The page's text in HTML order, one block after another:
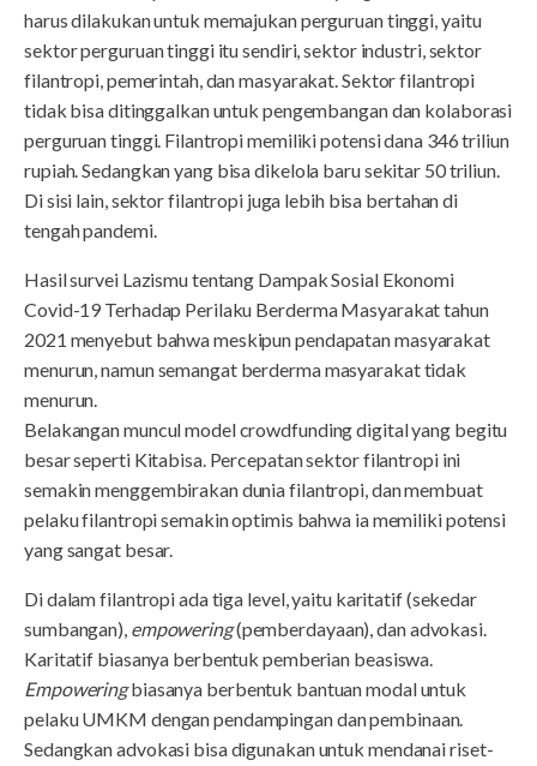
harus dilakukan untuk memajukan perguruan tinggi, yaitu
sektor perguruan tinggi itu sendiri, sektor industri, sektor
filantropi, pemerintah, dan masyarakat. Sektor filantropi
tidak bisa ditinggalkan untuk pengembangan dan kolaborasi
perguruan tinggi. Filantropi memiliki potensi dana 346 triliun
rupiah. Sedangkan yang bisa dikelola baru sekitar 50 triliun.
Di sisi lain, sektor filantropi juga lebih bisa bertahan di
tengah pandemi.
Hasil survei Lazismu tentang Dampak Sosial Ekonomi
Covid-19 Terhadap Perilaku Berderma Masyarakat tahun
2021 menyebut bahwa meskipun pendapatan masyarakat
menurun, namun semangat berderma masyarakat tidak
menurun.
Belakangan muncul model crowdfunding digital yang begitu
besar seperti Kitabisa. Percepatan sektor filantropi ini
semakin menggembirakan dunia filantropi, dan membuat
pelaku filantropi semakin optimis bahwa ia memiliki potensi
yang sangat besar.
Di dalam filantropi ada tiga level, yaitu karitatif (sekedar
sumbangan), empowering(pemberdayaan), dan advokasi.
Karitatif biasanya berbentuk pemberian beasiswa.
Empoweringbiasanya berbentuk bantuan modal untuk
pelaku UMKM dengan pendampingan dan pembinaan.
Sedangkan advokasi bisa digunakan untuk mendanai riset-